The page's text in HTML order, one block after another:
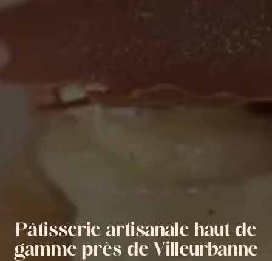
Pâtisserie artisanale haut de
gamme près de Villeurbanne